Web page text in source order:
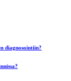
diagnosointiin?